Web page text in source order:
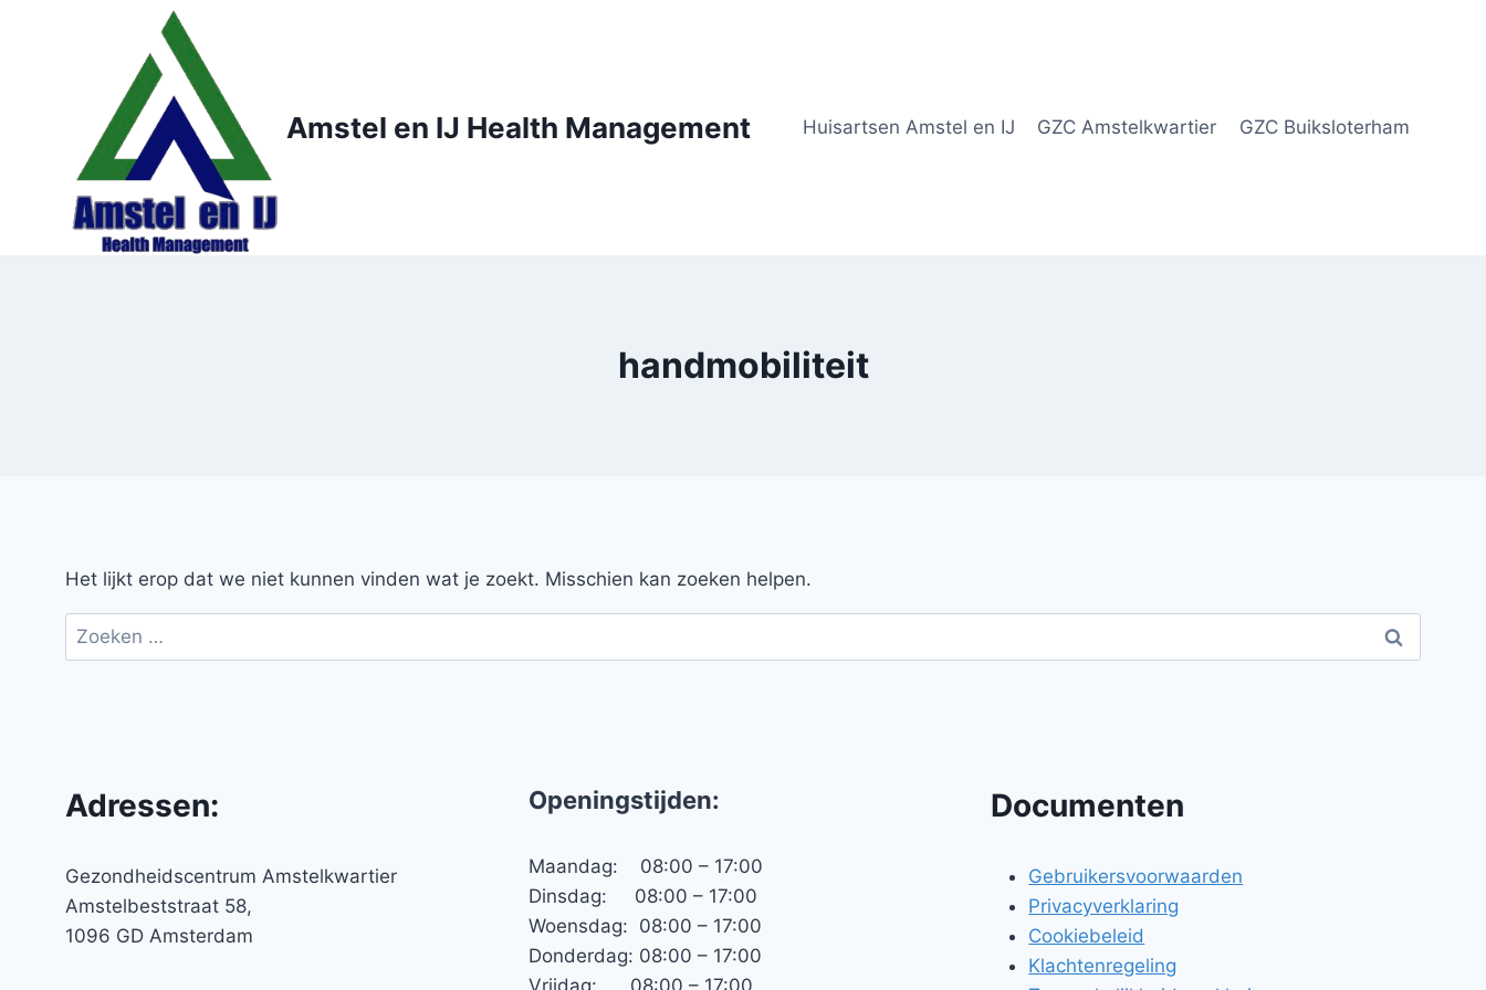
Amstel en IJ Health Management Huisartsen Amstel en IJ GZC Amstelkwartier GZC Buiksloterham
handmobiliteit
Het lijkt erop dat we niet kunnen vinden wat je zoekt. Misschien kan zoeken helpen.
Zoeken
naar:
Adressen:
Gezondheidscentrum Amstelkwartier
Amstelbeststraat 58,
1096 GD Amsterdam
Openingstijden:
Maandag: 08:00 – 17:00
Dinsdag: 08:00 – 17:00
Woensdag: 08:00 – 17:00
Donderdag: 08:00 – 17:00
Vrijdag: 08:00 – 17:00
Documenten
Gebruikersvoorwaarden
Privacyverklaring
Cookiebeleid
Klachtenregeling